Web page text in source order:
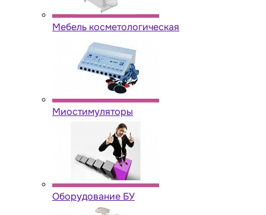
Мебель косметологическая
Миостимуляторы
Оборудование БУ